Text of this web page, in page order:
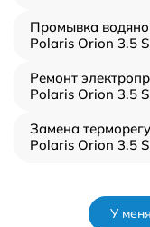
Промывка
Polaris Orion 3.5 S
Ремонт
Polaris Orion 3.5 S
Замена
Polaris Orion 3.5 S
У